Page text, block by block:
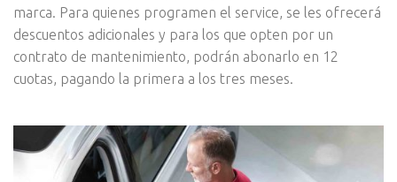
marca. Para quienes programen el service, se les ofrecerá
descuentos adicionales y para los que opten por un
contrato de mantenimiento, podrán abonarlo en 12
cuotas, pagando la primera a los tres meses.